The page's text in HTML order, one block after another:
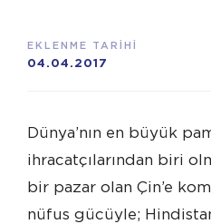
EKLENME TARİHİ
04.04.2017
Dünya’nın en büyük
ihracatçılarından biri
bir pazar olan Çin’e
nüfus gücüyle;